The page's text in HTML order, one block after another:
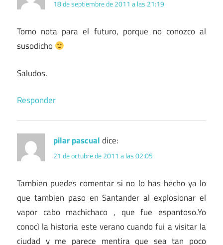
18 de septiembre de 2011 a las 21:19
Tomo nota para el futuro, porque no conozco al
susodicho
Saludos.
Responder
pilar pascualdice:
21 de octubre de 2011 a las 02:05
Tambien puedes comentar si no lo has hecho ya lo
que tambien paso en Santander al explosionar el
vapor cabo machichaco , que fue espantoso.Yo
conocì la historia este verano cuando fui a visitar la
ciudad y me parece mentira que sea tan poco